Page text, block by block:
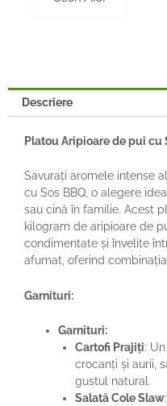
Descriere
Platou Aripioare de pui cu
Savurați aromele intense
cu Sos BBQ, o alegere
sau cină în familie. Acest
kilogram de aripioare de
condimentate și învelite
afumat, oferind
Garnituri:
Garnituri:
Cartofi Prajiți:
crocanți și aurii,
gustul natural.
Salată Cole Slaw